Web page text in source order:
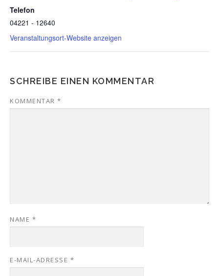
Telefon
04221 - 12640
Veranstaltungsort-Website anzeigen
SCHREIBE EINEN KOMMENTAR
KOMMENTAR *
NAME *
E-MAIL-ADRESSE *